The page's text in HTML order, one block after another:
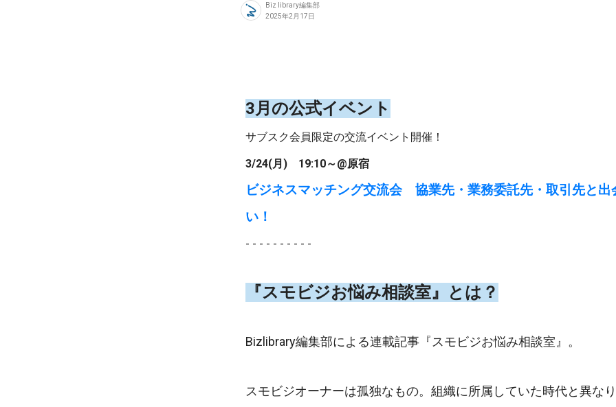
Biz library編集部
2025年2月17日
3月の公式イベント
サブスク会員限定の交流イベント開催！
3/24(月) 19:10～@原宿
ビジネスマッチング交流会 協業先・業務委託先・取引先と出
い！
- - - - - - - - - -
『スモビジお悩み相談室』とは？
Bizlibrary編集部による連載記事『スモビジお悩み相談室』。
スモビジオーナーは孤独なもの。組織に所属していた時代と異な